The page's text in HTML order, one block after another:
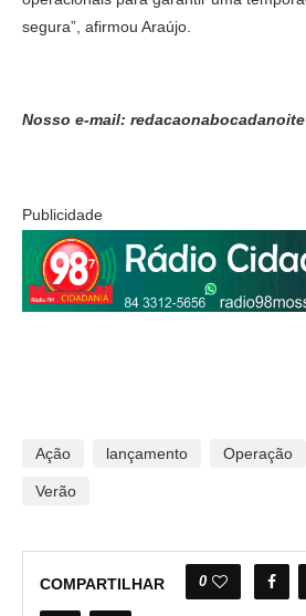
segura”, afirmou Araújo.
Nosso e-mail:
Publicidade
Ação lançamento Operação
Verão
COMPARTILHAR 0